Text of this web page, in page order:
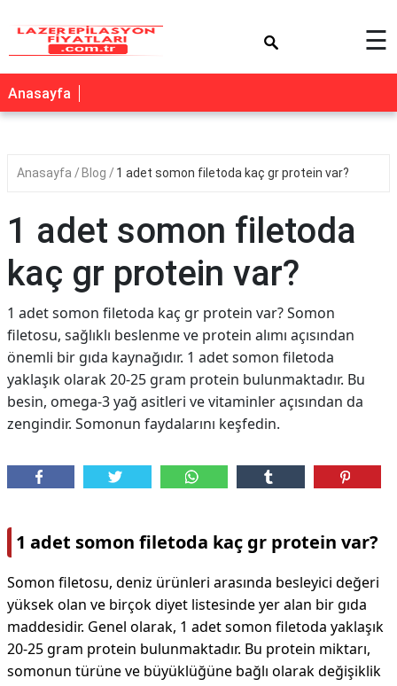
☰
Anasayfa
Anasayfa Blog 1 adet somon filetoda kaç gr protein var?
1 adet somon filetoda
kaç gr protein var?
1 adet somon filetoda kaç gr protein var? Somon
filetosu, sağlıklı beslenme ve protein alımı açısından
önemli bir gıda kaynağıdır. 1 adet somon filetoda
yaklaşık olarak 20-25 gram protein bulunmaktadır. Bu
besin, omega-3 yağ asitleri ve vitaminler açısından da
zengindir. Somonun faydalarını keşfedin.
1 adet somon filetoda kaç gr protein var?
Somon filetosu, deniz ürünleri arasında besleyici değeri
yüksek olan ve birçok diyet listesinde yer alan bir gıda
maddesidir. Genel olarak, 1 adet somon filetoda yaklaşık
20-25 gram protein bulunmaktadır. Bu protein miktarı,
somonun türüne ve büyüklüğüne bağlı olarak değişiklik